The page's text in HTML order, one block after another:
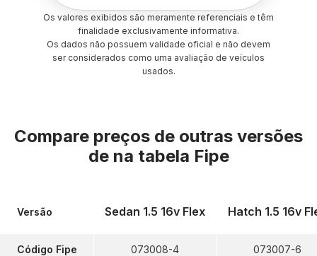
Os valores exibidos são meramente referenciais e têm
finalidade exclusivamente informativa.
Os dados não possuem validade oficial e não devem
ser considerados como uma avaliação de veículos
usados.
Compare preços de outras versões
de na tabela Fipe
Versão
Código Fipe
Sedan 1.5 16v Flex
073008-4
Hatch 1.5 16v
073007-6